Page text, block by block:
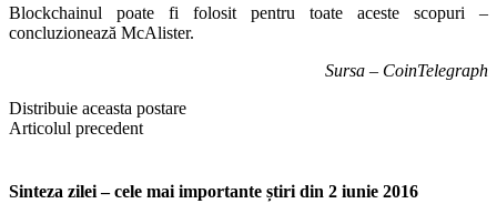
Blockchainul poate fi folosit pentru toate aceste scopuri –
concluzionează McAlister.
Sursa – CoinTelegraph
Distribuie aceasta postare
Articolul precedent
Sinteza zilei – cele mai importante știri din 2 iunie 2016